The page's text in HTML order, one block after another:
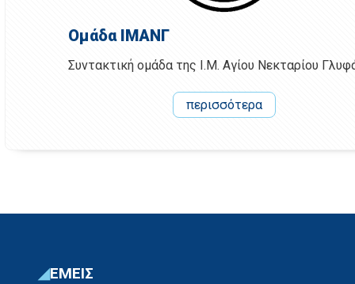
Ομάδα ΙΜΑΝΓ
Συντακτική ομάδα της Ι.Μ. Αγίου Νεκταρίου
περισσότερα
ΕΜΕΙΣ